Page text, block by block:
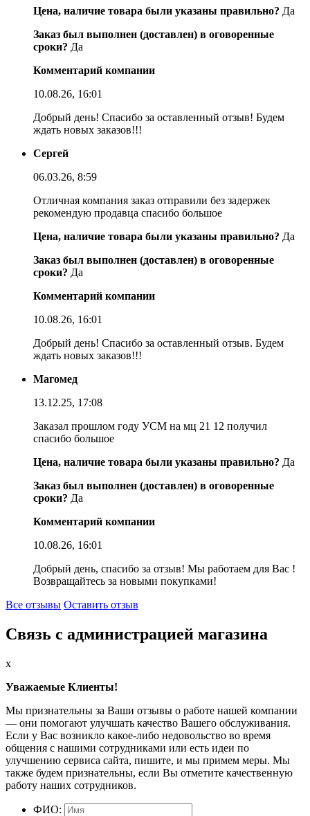
Цена, наличие товара были указаны правильно? Да
Заказ был выполнен (доставлен) в оговоренные
сроки? Да
Комментарий компании
10.08.26, 16:01
Добрый день! Спасибо за оставленный отзыв! Будем
ждать новых заказов!!!
Сергей
06.03.26, 8:59
Отличная компания заказ отправили без задержек
рекомендую продавца спасибо большое
Цена, наличие товара были указаны правильно? Да
Заказ был выполнен (доставлен) в оговоренные
сроки? Да
Комментарий компании
10.08.26, 16:01
Добрый день! Спасибо за оставленный отзыв. Будем
ждать новых заказов!!!
Магомед
13.12.25, 17:08
Заказал прошлом году УСМ на мц 21 12 получил
спасибо большое
Цена, наличие товара были указаны правильно? Да
Заказ был выполнен (доставлен) в оговоренные
сроки? Да
Комментарий компании
10.08.26, 16:01
Добрый день, спасибо за отзыв! Мы работаем для Вас !
Возвращайтесь за новыми покупками!
Все отзывы Оставить отзыв
Связь с администрацией магазина
x
Уважаемые Клиенты!
Мы признательны за Ваши отзывы о работе нашей компании
— они помогают улучшать качество Вашего обслуживания.
Если у Вас возникло какое-либо недовольство во время
общения с нашими сотрудниками или есть идеи по
улучшению сервиса сайта, пишите, и мы примем меры. Мы
также будем признательны, если Вы отметите качественную
работу наших сотрудников.
ФИО: